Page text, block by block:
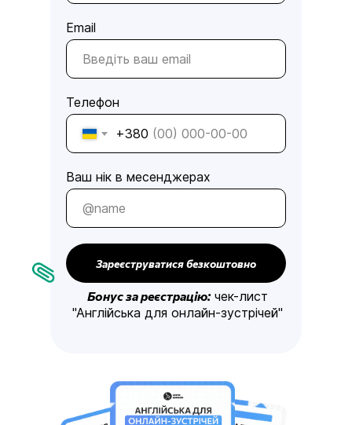
Бонус за реєстрацію:чек-лист
"Англійська для онлайн-зустрічей"
Email
Телефон
+380
Ваш нік в месенджерах
Зареєструватися безкоштовно